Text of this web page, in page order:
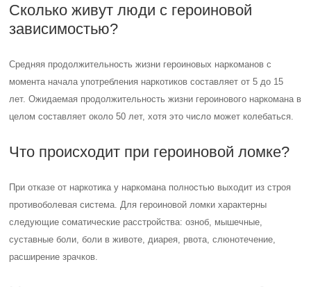
Сколько живут люди с героиновой
зависимостью?
Средняя продолжительность жизни героиновых наркоманов с
момента начала употребления наркотиков составляет от 5 до 15
лет. Ожидаемая продолжительность жизни героинового наркомана в
целом составляет около 50 лет, хотя это число может колебаться.
Что происходит при героиновой ломке?
При отказе от наркотика у наркомана полностью выходит из строя
противоболевая система. Для героиновой ломки характерны
следующие соматические расстройства: озноб, мышечные,
суставные боли, боли в животе, диарея, рвота, слюнотечение,
расширение зрачков.